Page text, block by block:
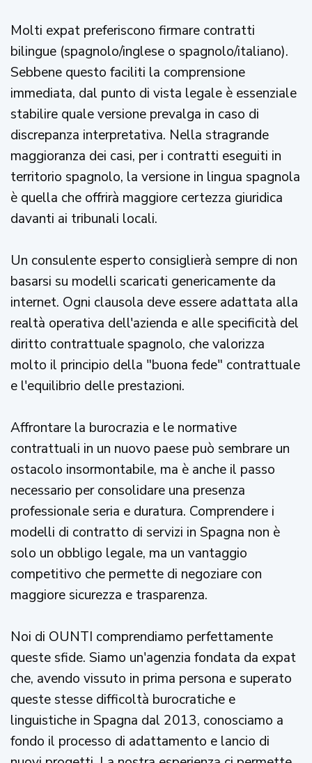
Molti expat preferiscono firmare contratti
bilingue (spagnolo/inglese o spagnolo/italiano).
Sebbene questo faciliti la comprensione
immediata, dal punto di vista legale è essenziale
stabilire quale versione prevalga in caso di
discrepanza interpretativa. Nella stragrande
maggioranza dei casi, per i contratti eseguiti in
territorio spagnolo, la versione in lingua spagnola
è quella che offrirà maggiore certezza giuridica
davanti ai tribunali locali.
Un consulente esperto consiglierà sempre di non
basarsi su modelli scaricati genericamente da
internet. Ogni clausola deve essere adattata alla
realtà operativa dell'azienda e alle specificità del
diritto contrattuale spagnolo, che valorizza
molto il principio della "buona fede" contrattuale
e l'equilibrio delle prestazioni.
Affrontare la burocrazia e le normative
contrattuali in un nuovo paese può sembrare un
ostacolo insormontabile, ma è anche il passo
necessario per consolidare una presenza
professionale seria e duratura. Comprendere i
modelli di contratto di servizi in Spagna non è
solo un obbligo legale, ma un vantaggio
competitivo che permette di negoziare con
maggiore sicurezza e trasparenza.
Noi di OUNTI comprendiamo perfettamente
queste sfide. Siamo un'agenzia fondata da expat
che, avendo vissuto in prima persona e superato
queste stesse difficoltà burocratiche e
linguistiche in Spagna dal 2013, conosciamo a
fondo il processo di adattamento e lancio di